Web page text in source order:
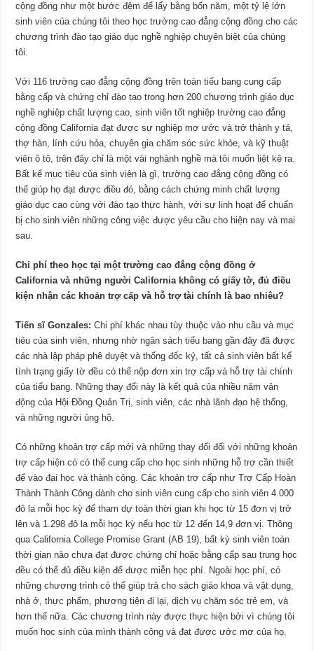
cộng đồng như một bước đệm để lấy bằng bốn năm, một tỷ lệ lớn
sinh viên của chúng tôi theo học trường cao đẳng cộng đồng cho các
chương trình đào tạo giáo dục nghề nghiệp chuyên biệt của chúng
tôi.
Với 116 trường cao đẳng cộng đồng trên toàn tiểu bang cung cấp
bằng cấp và chứng chỉ đào tạo trong hơn 200 chương trình giáo dục
nghề nghiệp chất lượng cao, sinh viên tốt nghiệp trường cao đẳng
cộng đồng California đạt được sự nghiệp mơ ước và trở thành y tá,
thợ hàn, lính cứu hỏa, chuyên gia chăm sóc sức khỏe, và kỹ thuật
viên ô tô, trên đây chỉ là một vài nghành nghề mà tôi muốn liệt kê ra.
Bất kể mục tiêu của sinh viên là gì, trường cao đẳng cộng đồng có
thể giúp họ đạt được điều đó, bằng cách chứng minh chất lượng
giáo dục cao cùng với đào tạo thực hành, với sự linh hoạt để chuẩn
bị cho sinh viên những công việc được yêu cầu cho hiện nay và mai
sau.
Chi phí theo học tại một trường cao đẳng cộng đồng ở
California và những người California không có giấy tờ, đủ điều
kiện nhận các khoản trợ cấp và hỗ trợ tài chính là bao nhiêu?
Tiến sĩ Gonzales: Chi phí khác nhau tùy thuộc vào nhu cầu và mục
tiêu của sinh viên, nhưng nhờ ngân sách tiểu bang gần đây đã được
các nhà lập pháp phê duyệt và thống đốc ký, tất cả sinh viên bất kể
tình trạng giấy tờ đều có thể nộp đơn xin trợ cấp và hỗ trợ tài chính
của tiểu bang. Những thay đổi này là kết quả của nhiều năm vận
động của Hội Đồng Quản Trị, sinh viên, các nhà lãnh đạo hệ thống,
và những người ủng hộ.
Có những khoản trợ cấp mới và những thay đổi đối với những khoản
trợ cấp hiện có có thể cung cấp cho học sinh những hỗ trợ cần thiết
để vào đại học và thành công. Các khoản trợ cấp như Trợ Cấp Hoàn
Thành Thành Công dành cho sinh viên cung cấp cho sinh viên 4.000
đô la mỗi học kỳ để tham dự toàn thời gian khi học từ 15 đơn vị trở
lên và 1.298 đô la mỗi học kỳ nếu học từ 12 đến 14,9 đơn vị. Thông
qua California College Promise Grant (AB 19), bất kỳ sinh viên toàn
thời gian nào chưa đạt được chứng chỉ hoặc bằng cấp sau trung học
đều có thể đủ điều kiện để được miễn học phí. Ngoài học phí, có
những chương trình có thể giúp trả cho sách giáo khoa và vật dụng,
nhà ở, thực phẩm, phương tiện đi lại, dịch vụ chăm sóc trẻ em, và
hơn thế nữa. Các chương trình này được thực hiện bởi vì chúng tôi
muốn học sinh của mình thành công và đạt được ước mơ của họ.